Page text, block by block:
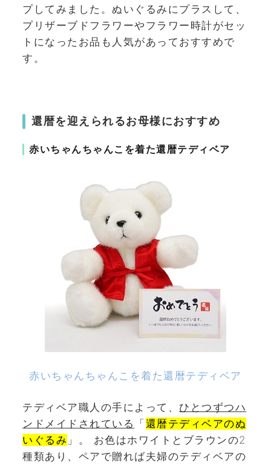
プしてみました。ぬいぐるみにプラスして、
プリザーブドフラワーやフラワー時計がセッ
トになったお品も人気があっておすすめで
す。
還暦を迎えられるお母様におすすめ
赤いちゃんちゃんこを着た還暦テディベア
赤いちゃんちゃんこを着た還暦テディベア
テディベア職人の手によって、 ひとつずつハ
ンドメイドされている
「 還暦テディベアのぬ
いぐるみ 」。 お色はホワイトとブラウンの2
種類あり、ペアで贈れば夫婦のテディベアの